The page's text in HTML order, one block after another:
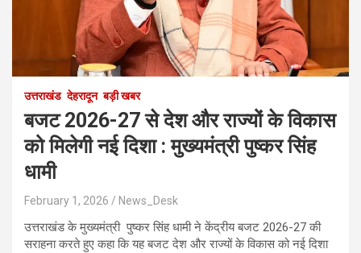
उत्तराखंड देहरादून बड़ी खबर
बजट 2026-27 से देश और राज्यों के विकास
को मिलेगी नई दिशा : मुख्यमंत्री पुष्कर सिंह
धामी
February 1, 2026 News_Desk
उत्तराखंड के मुख्यमंत्री पुष्कर सिंह धामी ने केंद्रीय बजट 2026-27 की
सराहना करते हुए कहा कि यह बजट देश और राज्यों के विकास को नई दिशा